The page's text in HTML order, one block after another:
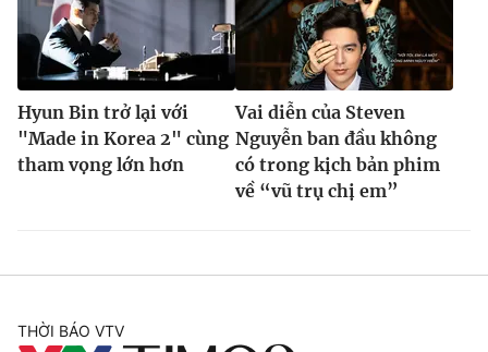
Hyun Bin trở lại với
"Made in Korea 2" cùng
tham vọng lớn hơn
Vai diễn của Steven
Nguyễn ban đầu không
có trong kịch bản phim
về “vũ trụ chị em”
THỜI BÁO VTV